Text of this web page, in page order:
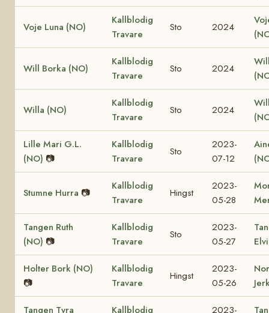
Voje Luna (NO)
Kallblodig
Travare
Sto 2024
Will Borka (NO)
Kallblodig
Travare
Sto 2024
Willa (NO)
Kallblodig
Travare
Sto 2024
Lille Mari G.L.
(NO) 📷
Kallblodig
Travare
Sto
2023-
07-12
Stumne Hurra 📷
Kallblodig
Travare
Hingst
2023-
05-28
Tangen Ruth
(NO) 📷
Kallblodig
Travare
Sto
2023-
05-27
Holter Bork (NO)
📷
Kallblodig
Travare
Hingst
2023-
05-26
Tangen Tyra Kallblodig 2023-